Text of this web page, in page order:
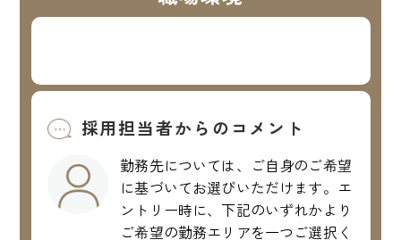
採用担当者からのコメント
勤務先については、ご自身のご希望
に基づいてお選びいただけます。エ
ントリー時に、下記のいずれかより
ご希望の勤務エリアを一つご選択く